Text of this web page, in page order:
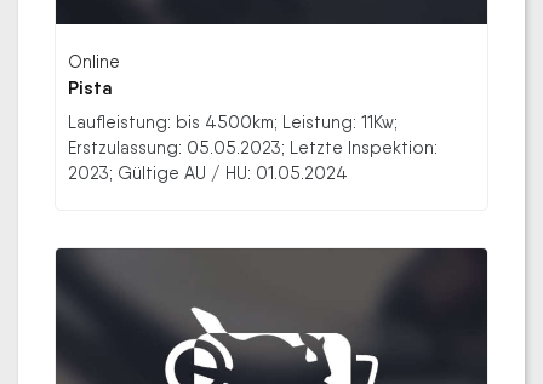
Online
Pista
Laufleistung: bis 4500km; Leistung: 11Kw;
Erstzulassung: 05.05.2023; Letzte Inspektion:
2023; Gültige AU / HU: 01.05.2024